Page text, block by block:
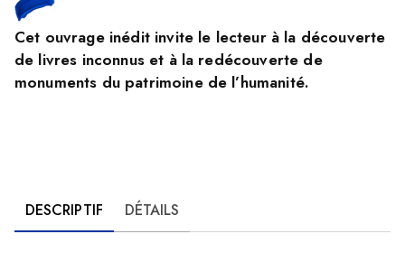
Cet ouvrage inédit invite le lecteur à la découverte
de livres inconnus et à la redécouverte de
monuments du patrimoine de l’humanité.
DESCRIPTIF DÉTAILS